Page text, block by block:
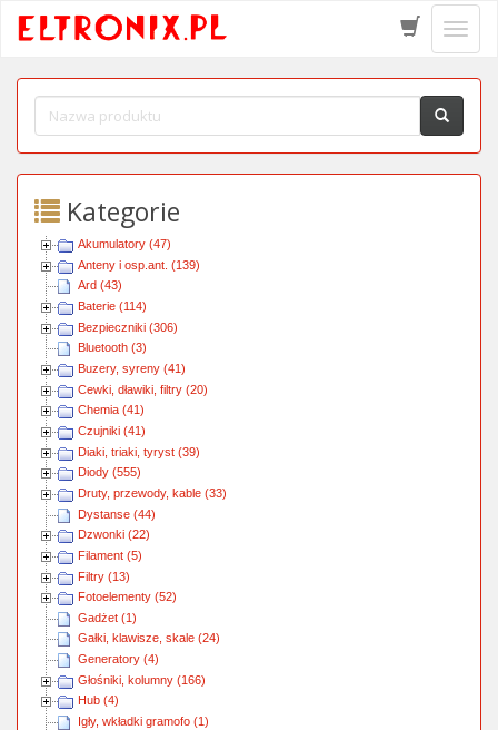
menu
Kategorie
Akumulatory (47)
Anteny i osp.ant. (139)
Ard (43)
Baterie (114)
Bezpieczniki (306)
Bluetooth (3)
Buzery, syreny (41)
Cewki, dławiki, filtry (20)
Chemia (41)
Czujniki (41)
Diaki, triaki, tyryst (39)
Diody (555)
Druty, przewody, kable (33)
Dystanse (44)
Dzwonki (22)
Filament (5)
Filtry (13)
Fotoelementy (52)
Gadżet (1)
Gałki, klawisze, skale (24)
Generatory (4)
Głośniki, kolumny (166)
Hub (4)
Igły, wkładki gramofo (1)